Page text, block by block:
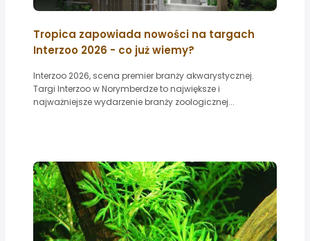
Tropica zapowiada nowości na targach
Interzoo 2026 - co już wiemy?
Interzoo 2026, scena premier branży akwarystycznej.
Targi Interzoo w Norymberdze to największe i
najważniejsze wydarzenie branży zoologicznej...